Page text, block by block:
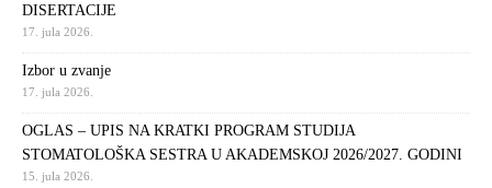
DISERTACIJE
17. jula 2026.
Izbor u zvanje
17. jula 2026.
OGLAS – UPIS NA KRATKI PROGRAM STUDIJA
STOMATOLOŠKA SESTRA U AKADEMSKOJ 2026/2027. GODINI
15. jula 2026.